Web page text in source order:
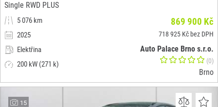
Single RWD PLUS
5 076 km
2025
Elektřina
200 kW (271 k)
869 900 Kč
718 925 Kč bez DPH
Auto Palace Brno s.r.o.
(0)
Brno
15